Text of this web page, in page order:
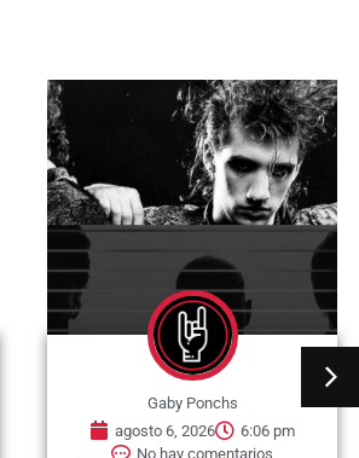
Gaby Ponchs
agosto 6, 2026
6:06 pm
No hay comentarios